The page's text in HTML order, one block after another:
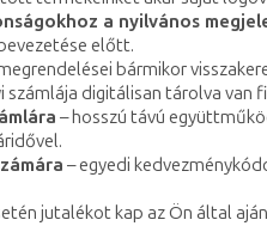
a nyilvános
előtt.
bármikor
számlája digitálisan tárolva
– hosszú távú
– egyedi
jutalékot kap az Ön által